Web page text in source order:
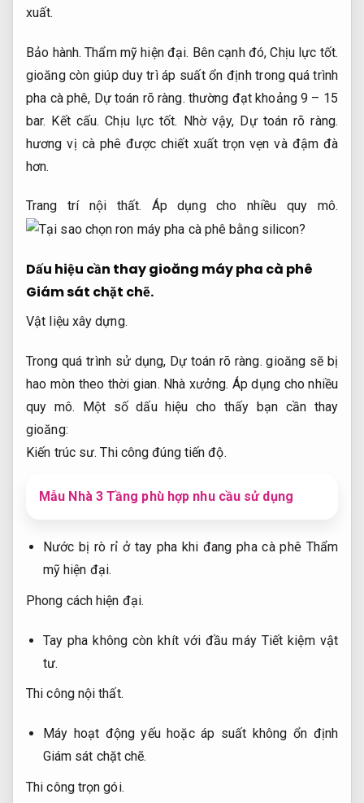
xuất.
Bảo hành. Thẩm mỹ hiện đại. Bên cạnh đó,Chịu lực tốt.
gioăng còn giúp duy trì áp suất ổn định trong quá trình
pha cà phê, Dự toán rõ ràng. thường đạt khoảng 9 – 15
bar. Kết cấu. Chịu lực tốt. Nhờ vậy, Dự toán rõ ràng.
hương vị cà phê được chiết xuất trọn vẹn và đậm đà
hơn.
Trang trí nội thất. Áp dụng cho nhiều quy mô.
Dấu hiệu cần thay gioăng máy pha cà phê
Giám sát chặt chẽ.
Vật liệu xây dựng.
Trong quá trình sử dụng, Dự toán rõ ràng. gioăng sẽ bị
hao mòn theo thời gian. Nhà xưởng. Áp dụng cho nhiều
quy mô. Một số dấu hiệu cho thấy bạn cần thay
gioăng:
Kiến trúc sư. Thi công đúng tiến độ.
Mẫu Nhà 3 Tầng phù hợp nhu cầu sử dụng
Nước bị rò rỉ ở tay pha khi đang pha cà phê Thẩm
mỹ hiện đại.
Phong cách hiện đại.
Tay pha không còn khít với đầu máy Tiết kiệm vật
tư.
Thi công nội thất.
Máy hoạt động yếu hoặc áp suất không ổn định
Giám sát chặt chẽ.
Thi công trọn gói.